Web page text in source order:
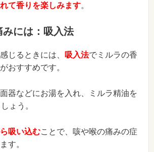
て香りを楽しみます。
みには：吸入法
じるときには、 吸入法でミルラの香
おすすめです。
器などにお湯を入れ、ミルラ精油を
ょう。
吸い込むことで、咳や喉の痛みの症
す。